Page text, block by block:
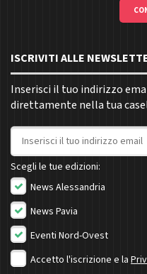
ISCRIVITI ALLE
Inserisci il tuo indirizzo
direttamente nella tua
Indirizzo email
Scegli le tue edizioni:
News Alessandria
News Pavia
Eventi Nord-Ovest
Accetto l'iscrizione e la